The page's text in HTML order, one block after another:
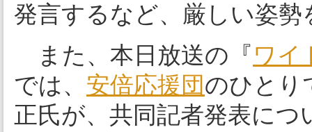
発言するなど、厳しい姿
また、本日放送の『ワイ
では、 安倍応援団のひとり
正氏が、共同記者発表に